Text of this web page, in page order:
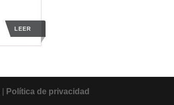
LEER
Política de privacidad